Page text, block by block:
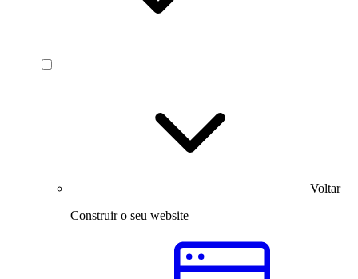
Voltar
Construir o seu website